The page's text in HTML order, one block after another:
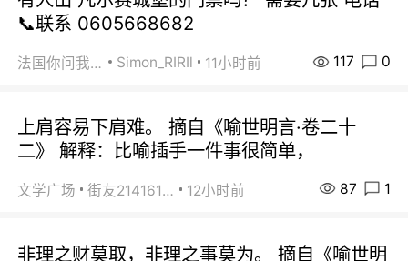
📞联系 0605668682
法国你问我答 Simon_RIRIl 11小时前 117 0
上肩容易下肩难。 摘自《喻世明言·卷二十
二》 解释：比喻插手一件事很简单，
文学广场 街友21416156 12小时前 87 1
非理之财莫取，非理之事莫为。 摘自《喻世明